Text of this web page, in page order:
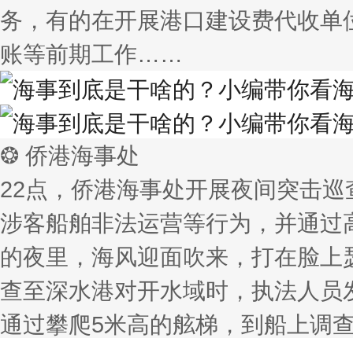
务，有的在开展港口建设费代收
账等前期工作……
❂ 侨港海事处
22点，侨港海事处开展夜间突击
涉客船舶非法运营等行为，并通
的夜里，海风迎面吹来，打在脸
查至深水港对开水域时，执法人
通过攀爬5米高的舷梯，到船上调